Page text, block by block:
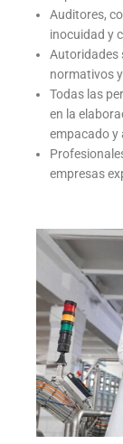
Auditores,
inocuidad y
Autoridades
normativos
Todas las
en la
empacado y
empresas